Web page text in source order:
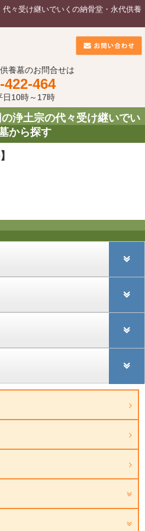
々受け継いでいくの納骨堂・永代供養
養墓のお問合せは
422-464
日10時～17時
浄土宗の代々受け継いでい
から探す